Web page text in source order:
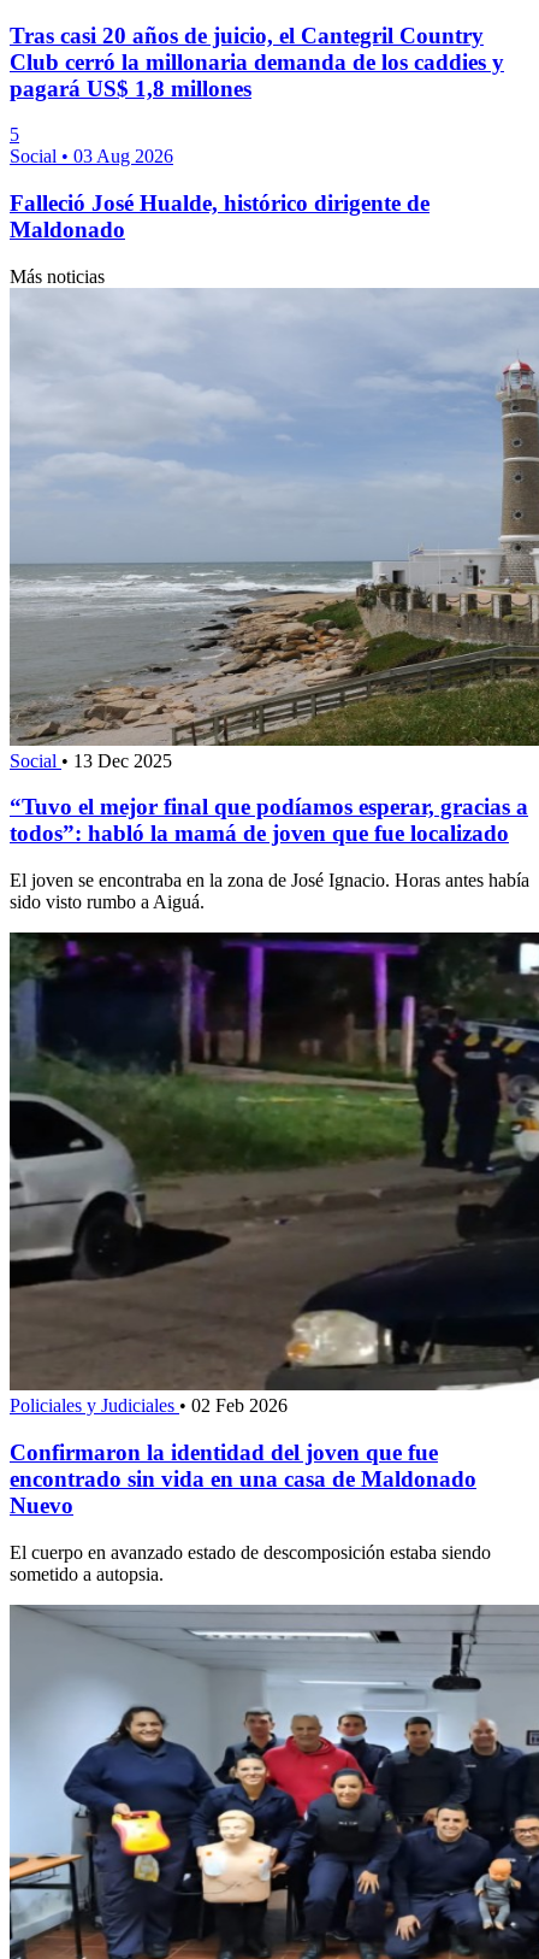
Tras casi 20 años de juicio, el Cantegril Country
Club cerró la millonaria demanda de los caddies y
pagará US$ 1,8 millones
5
Social • 03 Aug 2026
Falleció José Hualde, histórico dirigente de
Maldonado
Más noticias
Social • 13 Dec 2025
“Tuvo el mejor final que podíamos esperar, gracias a
todos”: habló la mamá de joven que fue localizado
El joven se encontraba en la zona de José Ignacio. Horas antes había
sido visto rumbo a Aiguá.
Policiales y Judiciales • 02 Feb 2026
Confirmaron la identidad del joven que fue
encontrado sin vida en una casa de Maldonado
Nuevo
El cuerpo en avanzado estado de descomposición estaba siendo
sometido a autopsia.